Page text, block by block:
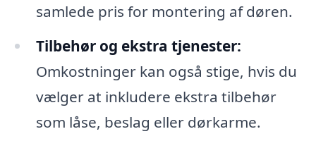
samlede pris for montering af døren.
Tilbehør og ekstra tjenester:
Omkostninger kan også stige, hvis du
vælger at inkludere ekstra tilbehør
som låse, beslag eller dørkarme.